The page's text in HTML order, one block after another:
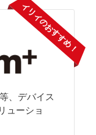
イリイのおすすめ！
、デバイス
ューショ